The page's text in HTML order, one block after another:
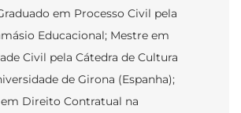
em Processo Civil pela
Educacional; Mestre em
Civil pela Cátedra de Cultura
de Girona (Espanha);
Direito Contratual na